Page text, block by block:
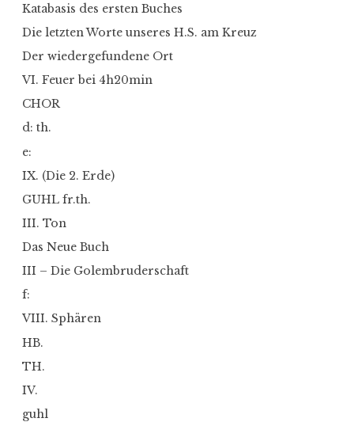
Katabasis des ersten Buches
Die letzten Worte unseres H.S. am Kreuz
Der wiedergefundene Ort
VI. Feuer bei 4h20min
CHOR
d: th.
e:
IX. (Die 2. Erde)
GUHL fr.th.
III. Ton
Das Neue Buch
III – Die Golembruderschaft
f:
VIII. Sphären
HB.
TH.
IV.
guhl